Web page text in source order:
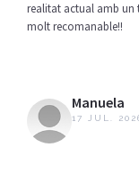
realitat actual amb un
molt recomanable!!
Manuela
17 JUL.